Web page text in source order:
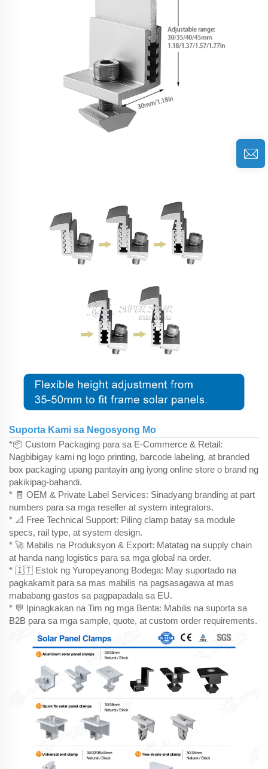
Suporta Kami sa Negosyong Mo
*📦 Custom Packaging para sa E-Commerce & Retail:
Nagbibigay kami ng logo printing, barcode labeling, at branded
box packaging upang pantayin ang iyong online store o brand ng
pakikipag-bahandi.
* 🧾 OEM & Private Label Services: Sinadyang branding at part
numbers para sa mga reseller at system integrators.
* 📐 Free Technical Support: Piling clamp batay sa module
specs, rail type, at system design.
* 🚀 Mabilis na Produksyon & Export: Matatag na supply chain
at handa nang logistics para sa mga global na order.
* 🇮🇹 Estok ng Yuropeyanong Bodega: May suportado na
pagkakamit para sa mas mabilis na pagsasagawa at mas
mababang gastos sa pagpapadala sa EU.
* 💬 Ipinagkakan na Tim ng mga Benta: Mabilis na suporta sa
B2B para sa mga sample, quote, at custom order requirements.